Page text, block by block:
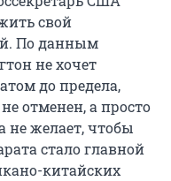
свой
По данным
не хочет
до предела,
отменен, а просто
не желает, чтобы
стало главной
китайских